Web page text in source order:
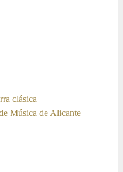
clásica
Música de Alicante